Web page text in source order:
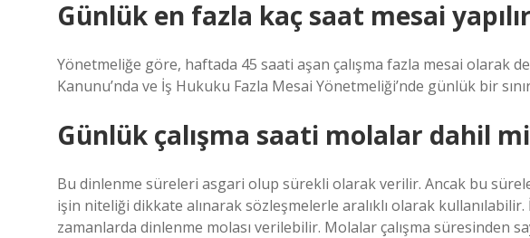
Günlük en fazla kaç saat mesai
Yönetmeliğe göre, haftada 45 saati aşan çalışma fazla mesai olarak
Kanunu’nda ve İş Hukuku Fazla Mesai Yönetmeliği’nde günlük bir
Günlük çalışma saati molalar dahil
Bu dinlenme süreleri asgari olup sürekli olarak verilir. Ancak bu
işin niteliği dikkate alınarak sözleşmelerle aralıklı olarak kullanılabilir.
zamanlarda dinlenme molası verilebilir. Molalar çalışma süresinden